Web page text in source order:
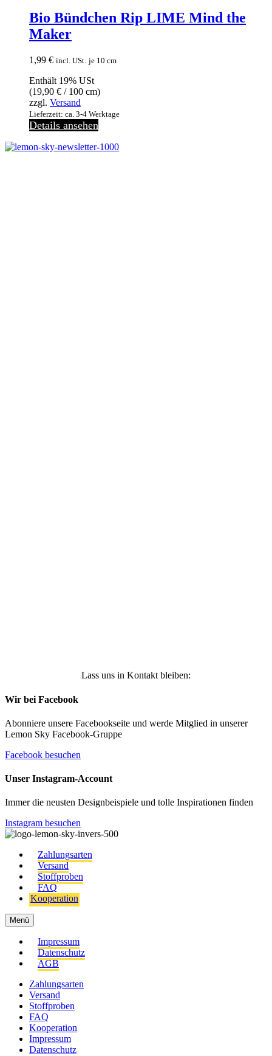
Bio Bündchen Rip LIME Mind the
Maker
1,99 € incl. USt. je 10 cm
Enthält 19% USt
(19,90 € / 100 cm)
zzgl. Versand
Lieferzeit: ca. 3-4 Werktage
Details ansehen
Lass uns in Kontakt bleiben:
Wir bei Facebook
Abonniere unsere Facebookseite und werde Mitglied in unserer
Lemon Sky Facebook-Gruppe
Facebook besuchen
Unser Instagram-Account
Immer die neusten Designbeispiele und tolle Inspirationen finden
Instagram besuchen
Zahlungsarten
Versand
Stoffproben
FAQ
Kooperation
Menü
Impressum
Datenschutz
AGB
Zahlungsarten
Versand
Stoffproben
FAQ
Kooperation
Impressum
Datenschutz